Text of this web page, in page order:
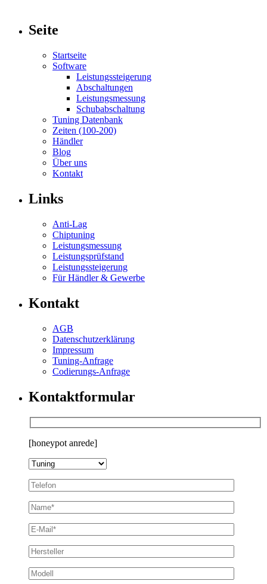
Seite
Startseite
Software
Leistungssteigerung
Abschaltungen
Leistungsmessung
Schubabschaltung
Tuning Datenbank
Zeiten (100-200)
Händler
Blog
Über uns
Kontakt
Links
Anti-Lag
Chiptuning
Leistungsmessung
Leistungsprüfstand
Leistungssteigerung
Für Händler & Gewerbe
Kontakt
AGB
Datenschutzerklärung
Impressum
Tuning-Anfrage
Codierungs-Anfrage
Kontaktformular
[honeypot anrede]